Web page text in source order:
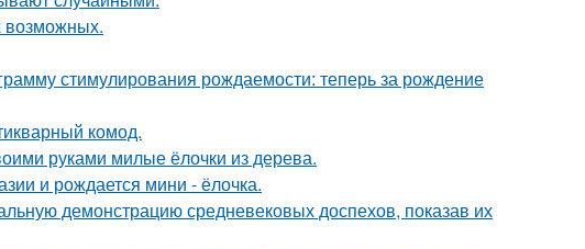
возможных.
стимулирования рождаемости: теперь за рождение
комод.
руками милые ёлочки из дерева.
и рождается мини - ёлочка.
демонстрацию средневековых доспехов, показав их